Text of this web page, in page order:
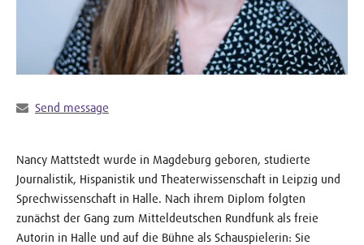
Send message
Nancy Mattstedt wurde in Magdeburg geboren, studierte
Journalistik, Hispanistik und Theaterwissenschaft in Leipzig und
Sprechwissenschaft in Halle. Nach ihrem Diplom folgten
zunächst der Gang zum Mitteldeutschen Rundfunk als freie
Autorin in Halle und auf die Bühne als Schauspielerin: Sie